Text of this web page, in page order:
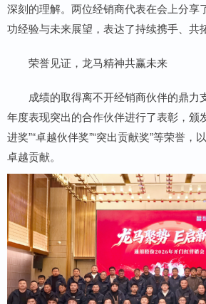
深刻的理解。两位经销商代表在会上分享
功经验与未来展望，表达了持续携手、共
荣誉见证，龙马精神共赢未来
成绩的取得离不开经销商伙伴的鼎力
年度表现突出的合作伙伴进行了表彰，颁
进奖”“卓越伙伴奖”“突出贡献奖”等荣誉，
卓越贡献。